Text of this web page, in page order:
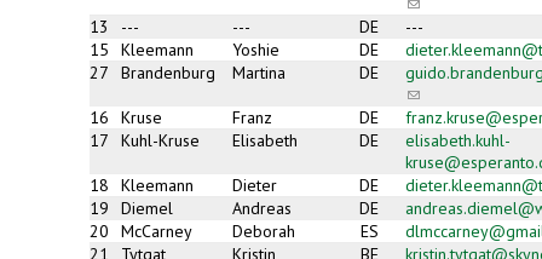
sends
e-
mail)
13 --- --- DE
---
15
Kleemann Yoshie DE
27
Brandenburg Martina DE
(link
sends
e-
mail)
16 Kruse Franz DE
17
Kuhl-Kruse Elisabeth DE
elisabeth.kuhl-
18
Kleemann Dieter DE
19
Diemel Andreas DE
20
McCarney Deborah ES
21
Tytgat Kristin BE